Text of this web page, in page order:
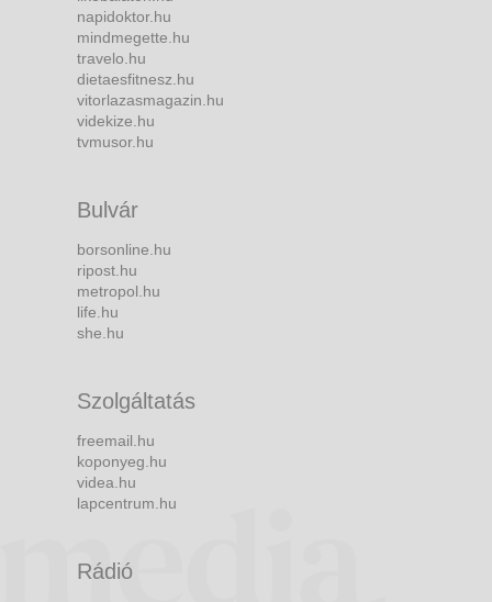
napidoktor.hu
mindmegette.hu
travelo.hu
dietaesfitnesz.hu
vitorlazasmagazin.hu
videkize.hu
tvmusor.hu
Bulvár
borsonline.hu
ripost.hu
metropol.hu
life.hu
she.hu
Szolgáltatás
freemail.hu
koponyeg.hu
videa.hu
lapcentrum.hu
Rádió